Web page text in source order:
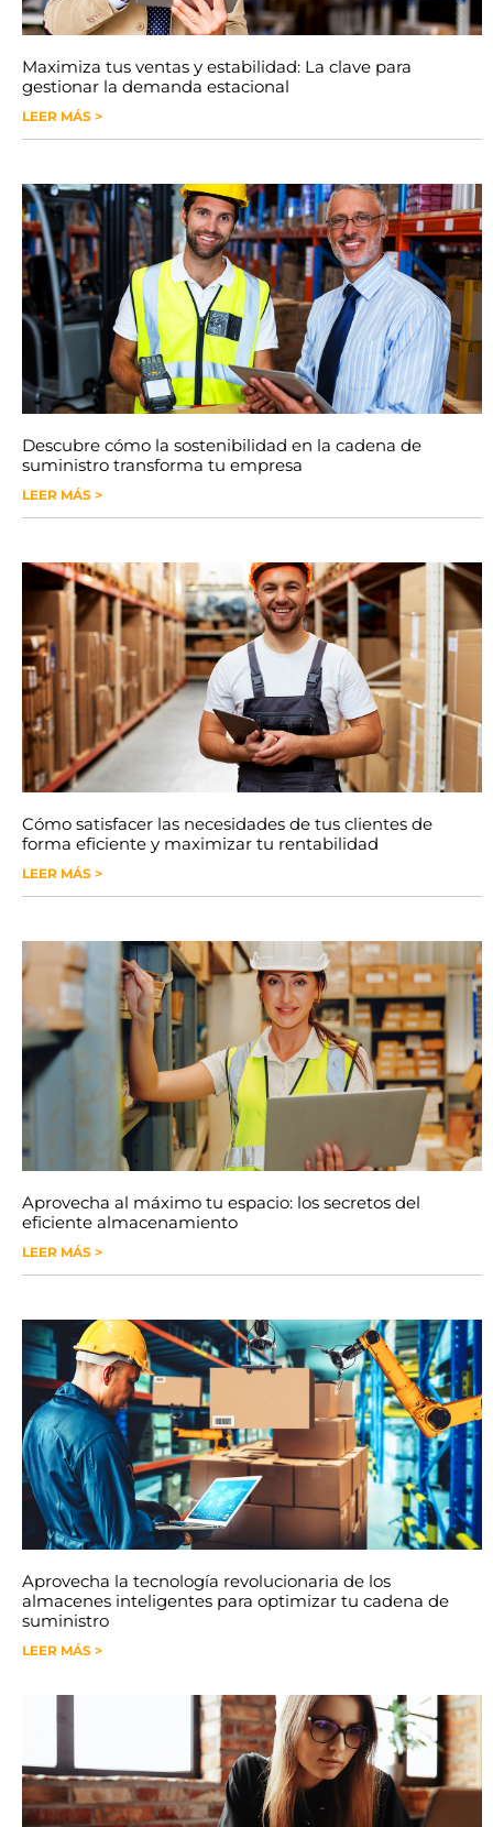
Maximiza tus ventas y estabilidad: La clave para
gestionar la demanda estacional
LEER MÁS >
Descubre cómo la sostenibilidad en la cadena de
suministro transforma tu empresa
LEER MÁS >
Cómo satisfacer las necesidades de tus clientes de
forma eficiente y maximizar tu rentabilidad
LEER MÁS >
Aprovecha al máximo tu espacio: los secretos del
eficiente almacenamiento
LEER MÁS >
Aprovecha la tecnología revolucionaria de los
almacenes inteligentes para optimizar tu cadena de
suministro
LEER MÁS >